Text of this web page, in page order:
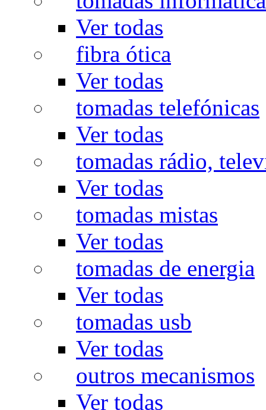
Ver todas
fibra ótica
Ver todas
tomadas telefónicas
Ver todas
tomadas rádio,
Ver todas
tomadas mistas
Ver todas
tomadas de energia
Ver todas
tomadas usb
Ver todas
outros mecanismos
Ver todas